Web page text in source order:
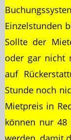
Einzelstunden
Sollte der
oder gar nicht
auf
Stunde noch
Mietpreis in
können nur 48